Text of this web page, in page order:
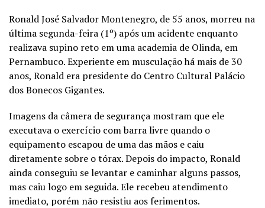
Ronald José Salvador Montenegro, de 55 anos, morreu na
última segunda-feira (1º) após um acidente enquanto
realizava supino reto em uma academia de Olinda, em
Pernambuco. Experiente em musculação há mais de 30
anos, Ronald era presidente do Centro Cultural Palácio
dos Bonecos Gigantes.
Imagens da câmera de segurança mostram que ele
executava o exercício com barra livre quando o
equipamento escapou de uma das mãos e caiu
diretamente sobre o tórax. Depois do impacto, Ronald
ainda conseguiu se levantar e caminhar alguns passos,
mas caiu logo em seguida. Ele recebeu atendimento
imediato, porém não resistiu aos ferimentos.